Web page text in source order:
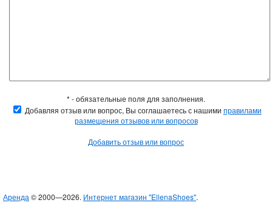
* - обязательные поля для заполнения.
Добавляя отзыв или вопрос, Вы соглашаетесь с нашими правилами
размещения отзывов или вопросов
Добавить отзыв или вопрос
Аренда © 2000—2026. Интернет магазин "EllenaShoes".